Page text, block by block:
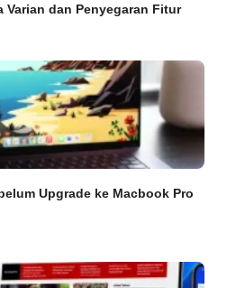
Varian dan Penyegaran Fitur
Upgrade ke Macbook Pro